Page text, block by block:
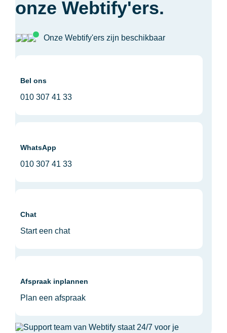
onze Webtify'ers.
Onze Webtify'ers zijn beschikbaar
Bel ons
010 307 41 33
WhatsApp
010 307 41 33
Chat
Start een chat
Afspraak inplannen
Plan een afspraak